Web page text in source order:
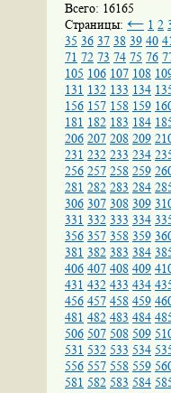
Всего: 16165
Страницы: ← 1 2
35 36 37 38 39 40
71 72 73 74 75 76
105 106 107 108
131 132 133 134
156 157 158 159
181 182 183 184
206 207 208 209
231 232 233 234
256 257 258 259
281 282 283 284
306 307 308 309
331 332 333 334
356 357 358 359
381 382 383 384
406 407 408 409
431 432 433 434
456 457 458 459
481 482 483 484
506 507 508 509
531 532 533 534
556 557 558 559
581 582 583 584